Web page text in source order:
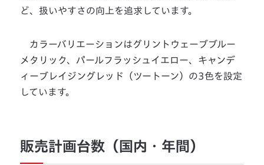
ど、扱いやすさの向上を追求しています。
カラーバリエーションはグリントウェーブブルー
メタリック、パールフラッシュイエロー、キャンデ
ィーブレイジングレッド（ツートーン）の3色を設定
しています。
販売計画台数（国内・年間）